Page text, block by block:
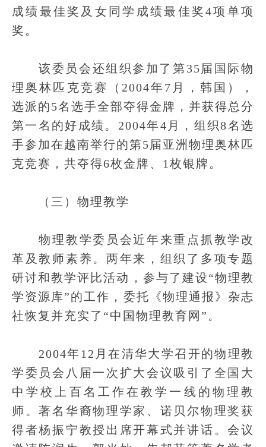
成绩最佳奖及女同学成绩最佳奖4项单项
奖。
该委员会还组织参加了第35届国际物
理奥林匹克竞赛（2004年7月，韩国），
选派的5名选手全部夺得金牌，并获得总分
第一名的好成绩。2004年4月，组织8名选
手参加在越南举行的第5届亚洲物理奥林匹
克竞赛，共夺得6枚金牌、1枚银牌。
（三）物理教学
物理教学委员会近年来重点抓教学改
革及教师素养。两年来，组织了多项专题
研讨和教学评比活动，参与了建设“物理教
学资源库”的工作，委托《物理通报》杂志
社恢复并充实了“中国物理教育网”。
2004年12月在清华大学召开的物理教
学委员会八届一次扩大会议吸引了全国大
中学校上百名工作在教学一线的物理教
师。著名华裔物理学家、诺贝尔物理奖获
得者杨振宁教授出席开幕式并讲话。会议